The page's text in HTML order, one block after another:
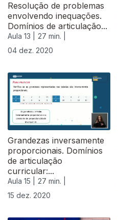
Resolução de problemas
envolvendo inequações.
Domínios de articulação...
Aula 13 |
27 min. |
04 dez. 2020
Grandezas inversamente
proporcionais. Domínios
de articulação
curricular:...
Aula 15 |
27 min. |
15 dez. 2020